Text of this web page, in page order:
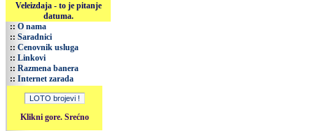
Veleizdaja - to je pitanje
datuma.
:: O nama
:: Saradnici
:: Cenovnik usluga
:: Linkovi
:: Razmena banera
:: Internet zarada
Klikni gore. Srećno